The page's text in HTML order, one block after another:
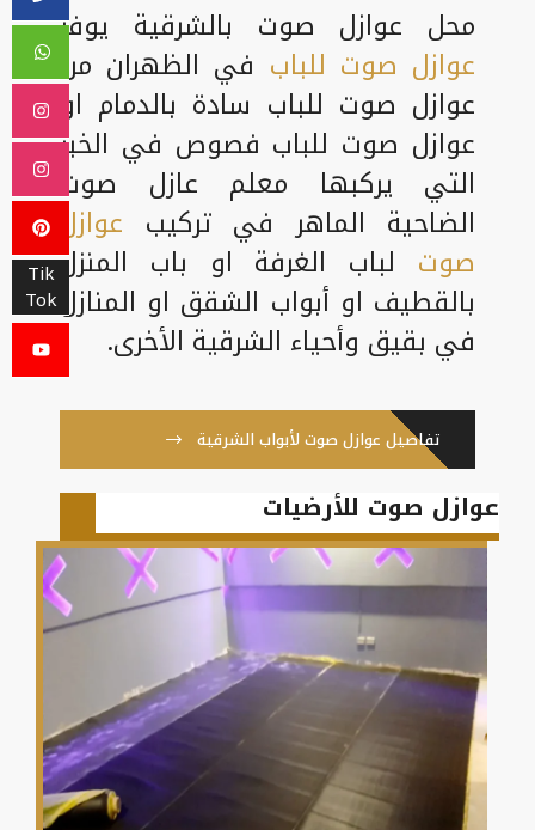
Tik
Tok
محل عوازل صوت بالشرقية يوفر
عوازل صوت للباب في الظهران من
عوازل صوت للباب سادة بالدمام او
عوازل صوت للباب فصوص في الخبر
التي يركبها معلم عازل صوت
الضاحية الماهر في تركيب عوازل
صوت لباب الغرفة او باب المنزل
بالقطيف او أبواب الشقق او المنازل
في بقيق وأحياء الشرقية الأخرى.
تفاصيل عوازل صوت لأبواب الشرقية
عوازل صوت للأرضيات